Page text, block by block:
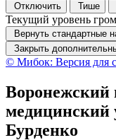
Отключить Тише
Текущий уровень
Вернуть стандартные
Закрыть
© Мибок: Версия для
Воронежский
медицинский
Бурденко